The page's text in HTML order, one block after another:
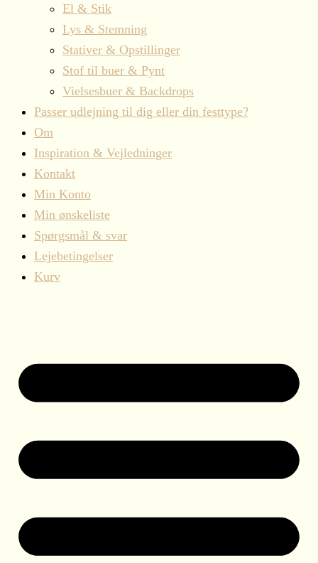
El & Stik
Lys & Stemning
Stativer & Opstillinger
Stof til buer & Pynt
Vielsesbuer & Backdrops
Passer udlejning til dig eller din festtype?
Om
Inspiration & Vejledninger
Kontakt
Min Konto
Min ønskeliste
Spørgsmål & svar
Lejebetingelser
Kurv